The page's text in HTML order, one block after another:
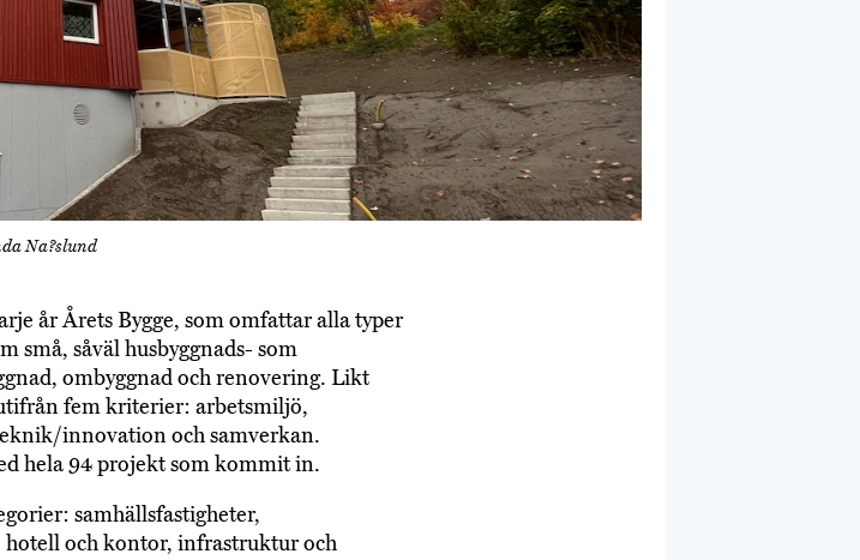
Na?slund
år Årets Bygge, som omfattar alla typer
små, såväl husbyggnads- som
ombyggnad och renovering. Likt
fem kriterier: arbetsmiljö,
innovation och samverkan.
hela 94 projekt som kommit in.
samhällsfastigheter,
och kontor, infrastruktur och